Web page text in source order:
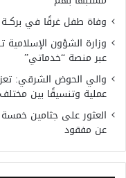
وفاة طفل غرقًا في
وزارة الشؤون
عبر منصة “خدماتي”
والي الحوض الشرقي:
عملية وتنسيقًا بين
العثور على جثامين
عن مفقود